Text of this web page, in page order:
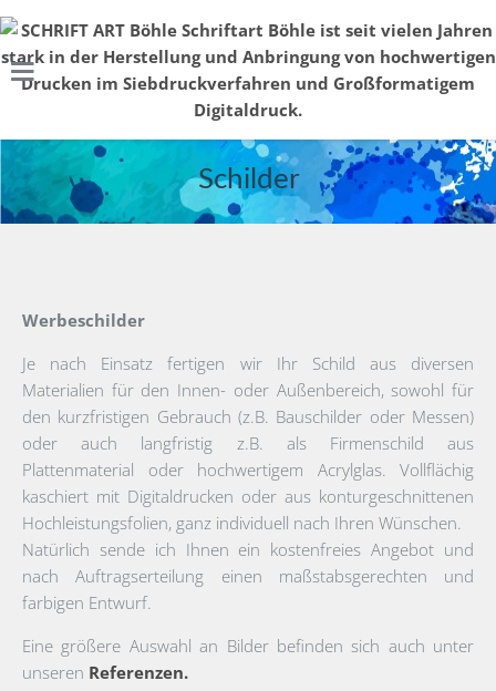
Schilder
Werbeschilder
Je nach Einsatz fertigen wir Ihr Schild aus diversen
Materialien für den Innen- oder Außenbereich, sowohl für
den kurzfristigen Gebrauch (z.B. Bauschilder oder Messen)
oder auch langfristig z.B. als Firmenschild aus
Plattenmaterial oder hochwertigem Acrylglas. Vollflächig
kaschiert mit Digitaldrucken oder aus konturgeschnittenen
Hochleistungsfolien, ganz individuell nach Ihren Wünschen.
Natürlich sende ich Ihnen ein kostenfreies Angebot und
nach Auftragserteilung einen maßstabsgerechten und
farbigen Entwurf.
Eine größere Auswahl an Bilder befinden sich auch unter
unseren Referenzen.